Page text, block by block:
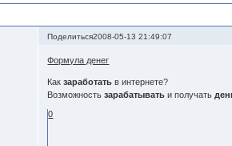
Поделиться2008-05-13 21:49:07
Формула денег
Какзаработать в интернете?
Возможностьзарабатывать и получать
0